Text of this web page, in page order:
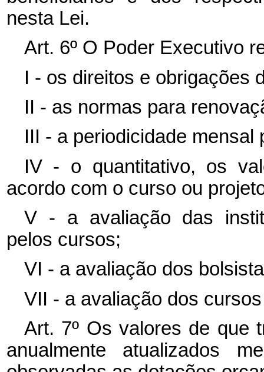
nesta Lei.
Art. 6º O Poder Executivo
I - os direitos e obrigações
II - as normas para
III - a periodicidade
IV - o quantitativo, os
acordo com o curso ou
V - a avaliação das
pelos cursos;
VI - a avaliação dos
VII - a avaliação dos
Art. 7º Os valores de que
anualmente atualizados